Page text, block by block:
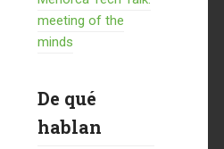
meeting of the
minds
De qué
hablan